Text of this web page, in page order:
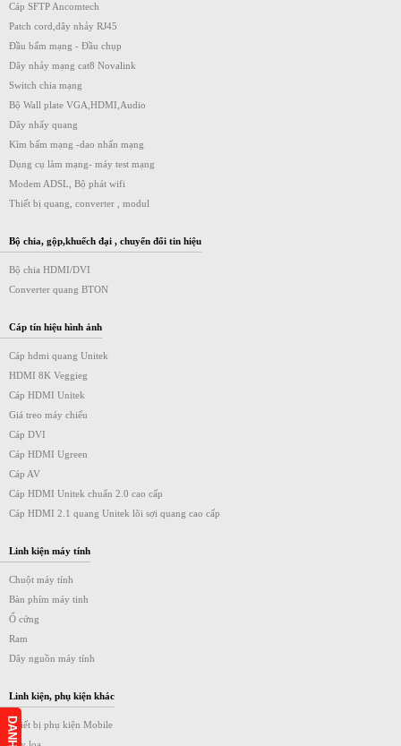
Cáp SFTP Ancomtech
Patch cord,dây nhảy RJ45
Đầu bấm mạng - Đầu chụp
Dây nhảy mạng cat8 Novalink
Switch chia mạng
Bộ Wall plate VGA,HDMI,Audio
Dây nhẩy quang
Kìm bấm mạng -dao nhấn mạng
Dụng cụ làm mạng- máy test mạng
Modem ADSL, Bộ phát wifi
Thiết bị quang, converter , modul
Bộ chia, gộp,khuếch đại , chuyển đổi tin hiệu
Bộ chia HDMI/DVI
Converter quang BTON
Cáp tín hiệu hình ảnh
Cáp hdmi quang Unitek
HDMI 8K Veggieg
Cáp HDMI Unitek
Giá treo máy chiếu
Cáp DVI
Cáp HDMI Ugreen
Cáp AV
Cáp HDMI Unitek chuẩn 2.0 cao cấp
Cáp HDMI 2.1 quang Unitek lõi sợi quang cao cấp
Linh kiện máy tính
Chuột máy tính
Bàn phím máy tinh
Ổ cứng
Ram
Dây nguồn máy tính
Linh kiện, phụ kiện khác
Thiết bị phụ kiện Mobile